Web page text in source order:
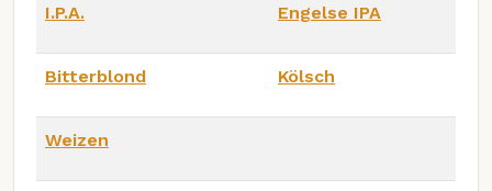
I.P.A. Engelse IPA
Bitterblond Kölsch
Weizen